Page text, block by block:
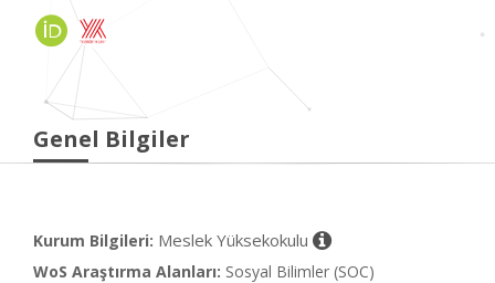
Genel Bilgiler
Kurum Bilgileri: Meslek Yüksekokulu
WoS Araştırma Alanları: Sosyal Bilimler (SOC)